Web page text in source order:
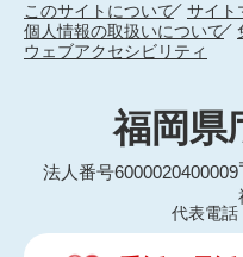
このサイトについて
サイト
個人情報の取扱いについて
ウェブアクセシビリティ
福岡県
法人番号6000020400009
代表電話